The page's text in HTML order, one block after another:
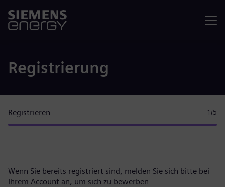
Registrierung
Registrieren 1 /5
Wenn Sie bereits registriert sind, melden Sie sich bitte bei
Ihrem Account an, um sich zu bewerben.